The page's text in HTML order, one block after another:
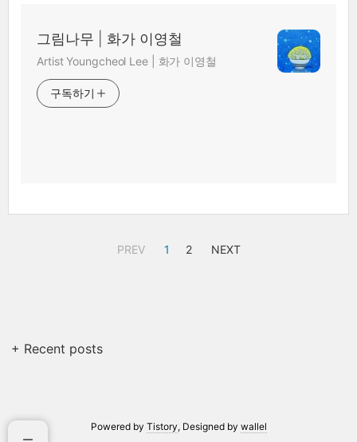
그림나무 | 화가 이영철
Artist Youngcheol Lee | 화가 이영철
구독하기
PREV 1 2 NEXT
+ Recent posts
Powered by Tistory, Designed by wallel